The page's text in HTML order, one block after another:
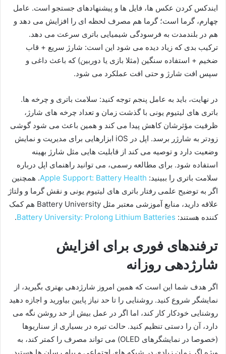
ایندکس کردن عکس ها، فایل ها و پیشنهادهای جستجو است. عامل
چهارم، گرما است؛ گرما هم مصرف لحظه ای را افزایش می دهد و
هم در بلندمدت به فرسودگی شیمیایی باتری سرعت می دهد.
ترکیب بدی که زیاد دیده می شود این است: شارژ سریع + قاب
ضخیم + استفاده سنگین (مثلا بازی یا دوربین) که باعث داغی و
سپس افت شارژ و حتی افت عملکرد می شود.
در نهایت، باید به عامل پنجم توجه کنید: سلامت باتری و چرخه ها.
باتری های لیتیوم یونی با گذشت زمان و تعداد چرخه های شارژ،
ظرفیت مؤثرشان کاهش پیدا می کند و همین باعث می شود گوشی
زودتر به شارژر برسد. اپل در iOS ابزارهایی برای مدیریت و نمایش
وضعیت دارد و توصیه می کند از قابلیت هایی مثل شارژ بهینه
استفاده شود. برای مطالعه رسمی، می توانید راهنمای اپل درباره
سلامت باتری را ببینید: Apple Support: Battery Health. همچنین
اگر به توضیح علمی رفتار باتری های لیتیوم یونی و نقش گرما و ولتاژ
علاقه دارید، منابع آموزشی معتبر مثل Battery University هم کمک
کننده هستند: Battery University: Prolong Lithium Batteries
.
ترفندهای فوری برای افزایش
شارژدهی روزانه
اگر هدف شما این است که همین امروز شارژدهی بهتری بگیرید، از
نمایشگر شروع کنید. روشنایی را تا حد نیاز پایین بیاورید و اجازه دهید
روشنایی خودکار کار کند، اما اگر در عمل بیش از حد روشن نگه می
دارد، آن را دستی تنظیم کنید. حالت تیره در بسیاری از سناریوها
(خصوصا در نمایشگرهای OLED) می تواند مصرف را کمتر کند، به